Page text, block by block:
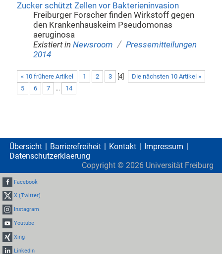
Zucker schützt Zellen vor Bakterieninvasion
Freiburger Forscher finden Wirkstoff gegen
den Krankenhauskeim Pseudomonas
aeruginosa
Existiert in Newsroom / Pressemitteilungen
2014
« 10 frühere Artikel Die nächsten 10 Artikel »
1 2 3 4]
5
6 7 ... 14
Übersicht Barrierefreiheit Kontakt
Impressum
Datenschutzerklaerung
Copyright © 2026 Universität Freiburg
Facebook
X (Twitter)
Instagram
Youtube
Xing
LinkedIn